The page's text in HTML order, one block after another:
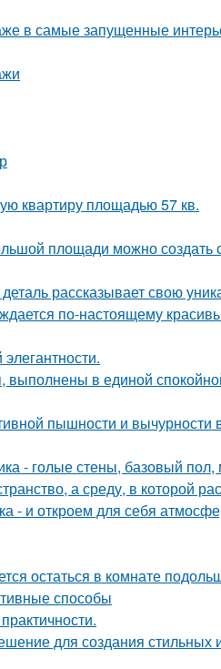
в самые запущенные
квартиру площадью 57 кв.
площади можно создать
рассказывает свою
по-настоящему
в единой
пышности и вычурности
- голые стены, базовый
а среду, в которой
- и откроем для себя
остаться в комнате
способы
для создания стильных